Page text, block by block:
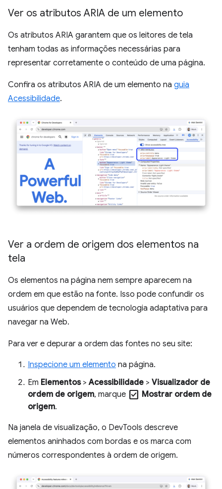
Ver os atributos ARIA de um elemento
Os atributos ARIA garantem que os leitores de tela
tenham todas as informações necessárias para
representar corretamente o conteúdo de uma página.
Confira os atributos ARIA de um elemento na guia
Acessibilidade.
Ver a ordem de origem dos elementos na
tela
Os elementos na página nem sempre aparecem na
ordem em que estão na fonte. Isso pode confundir os
usuários que dependem de tecnologia adaptativa para
navegar na Web.
Para ver e depurar a ordem das fontes no seu site:
Inspecione um elemento na página.
Em Elementos>Acessibilidade > Visualizador de
ordem de origem, marque check_box Mostrar ordem de
origem.
Na janela de visualização, o DevTools descreve
elementos aninhados com bordas e os marca com
números correspondentes à ordem de origem.